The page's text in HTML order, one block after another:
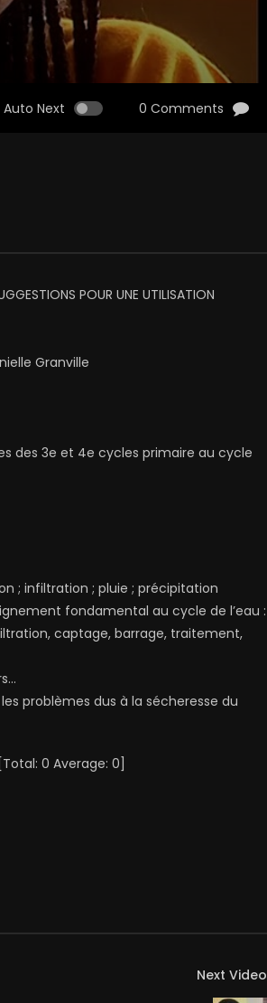
Auto Next 0 Comments
POUR UNE UTILISATION
Granville
des 3e et 4e cycles primaire au cycle
; infiltration ; pluie ; précipitation
fondamental au cycle de l’eau :
captage, barrage, traitement,
problèmes dus à la sécheresse du
[Total: 0 Average: 0
Next Video